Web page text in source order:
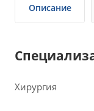
Описание
Хирургия